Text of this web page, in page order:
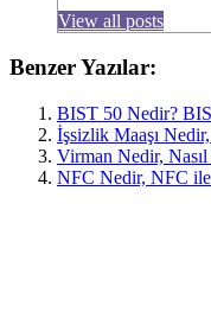
View all posts
Benzer Yazılar:
BIST 50 Nedir?
İşsizlik Maaşı Nedir,
Virman Nedir,
NFC Nedir, NFC ile